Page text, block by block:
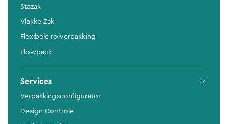
Stazak
Vlakke Zak
Flexibele rolverpakking
Flowpack
Services
Verpakkingsconfigurator
Design Controle